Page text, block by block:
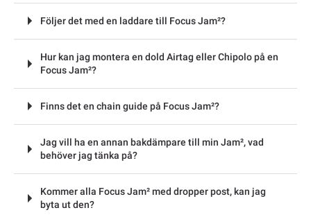
Följer det med en laddare till Focus Jam²?
Hur kan jag montera en dold Airtag eller Chipolo på en
Focus Jam²?
Finns det en chain guide på Focus Jam²?
Jag vill ha en annan bakdämpare till min Jam², vad
behöver jag tänka på?
Kommer alla Focus Jam² med dropper post, kan jag
byta ut den?